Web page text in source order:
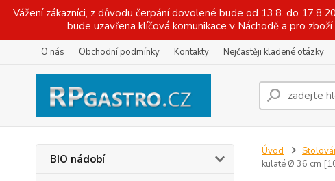
Vážení zákazníci, z důvodu čerpání dovolené bude od 13.8. do
bude uzavřena klíčová komunikace v Náchodě a pro
O nás Obchodní podmínky Kontakty Nejčastěji kladené otázky
BIO nádobí
Úvod
kulaté Ø 36 cm